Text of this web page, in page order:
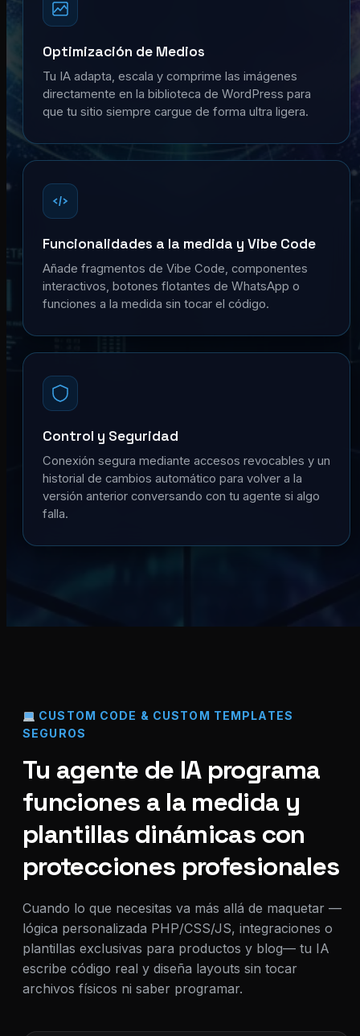
Optimización de Medios
Tu IA adapta, escala y comprime las imágenes
directamente en la biblioteca de WordPress para
que tu sitio siempre cargue de forma ultra ligera.
Funcionalidades a la medida y Vibe Code
Añade fragmentos de Vibe Code, componentes
interactivos, botones flotantes de WhatsApp o
funciones a la medida sin tocar el código.
Control y Seguridad
Conexión segura mediante accesos revocables y un
historial de cambios automático para volver a la
versión anterior conversando con tu agente si algo
falla.
CUSTOM CODE & CUSTOM TEMPLATES
SEGUROS
Tu agente de IA programa
funciones a la medida y
plantillas dinámicas con
protecciones profesionales
Cuando lo que necesitas va más allá de maquetar —
lógica personalizada PHP/CSS/JS, integraciones o
plantillas exclusivas para productos y blog— tu IA
escribe código real y diseña layouts sin tocar
archivos físicos ni saber programar.